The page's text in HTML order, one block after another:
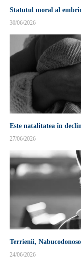
Statutul moral al
30/06/2026
Este natalitatea în
27/06/2026
Terrienii,
24/06/2026